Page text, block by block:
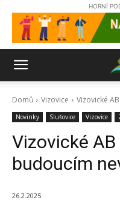
HORNÍ
Domů Vizovice Vizovické
Novinky Slušovice Vizovice
Vizovické AB
budoucím
26.2.2025